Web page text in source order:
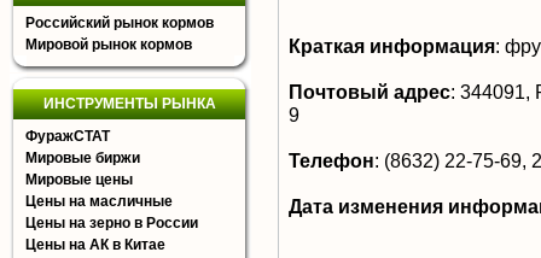
Российский рынок кормов
Мировой рынок кормов
ИНСТРУМЕНТЫ РЫНКА
ФуражСТАТ
Мировые биржи
Мировые цены
Цены на масличные
Цены на зерно в России
Цены на АК в Китае
Краткая информация:
Почтовый адрес: 344091,
9
Телефон: (8632) 22-75-69,
Дата изменения